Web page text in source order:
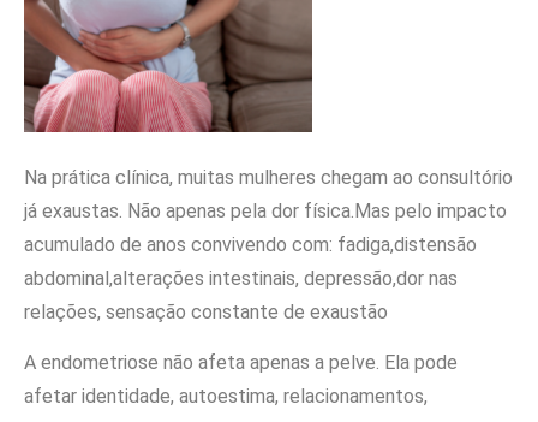
Na prática clínica, muitas mulheres chegam ao consultório
já exaustas. Não apenas pela dor física.Mas pelo impacto
acumulado de anos convivendo com: fadiga,distensão
abdominal,alterações intestinais, depressão,dor nas
relações, sensação constante de exaustão
A endometriose não afeta apenas a pelve. Ela pode
afetar identidade, autoestima, relacionamentos,